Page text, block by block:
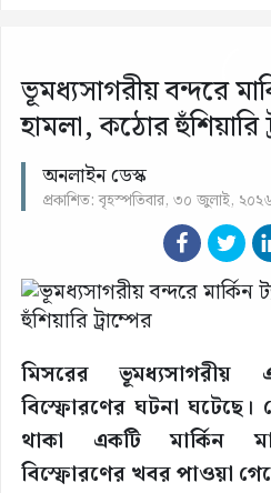
ভূমধ্যসাগরীয় বন্দরে
হামলা, কঠোর হুঁশিয়ারি
অনলাইন ডেস্ক
প্রকাশিত: বৃহস্পতিবার, ৩০ জুলাই,
মিসরের ভূমধ্যসাগরীয়
বিস্ফোরণের ঘটনা ঘটেছে।
থাকা একটি মার্কিন
বিস্ফোরণের খবর পাওয়া